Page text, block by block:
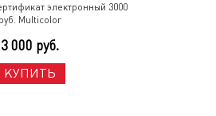
электронный 3000
руб. Multicolor
3 000 руб.
КУПИТЬ